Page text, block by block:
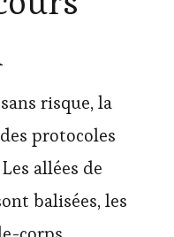
risque, la
protocoles
allées de
balisées, les